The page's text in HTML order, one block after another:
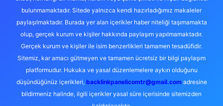
bulunmamaktadır. Sitede yalnızca kendi hazırladığımız makaleler
paylaşılmaktadır. Burada yer alan içerikler haber niteliği taşımamakta
olup, gerçek kurum ve kişiler hakkında paylaşım yapılmamaktadır.
Gerçek kurum ve kişiler ile isim benzerlikleri tamamen tesadüfidir.
Sitemiz, kar amacı gütmeyen ve tamamen ücretsiz bir bilgi paylaşım
platformudur. Hukuka ve yasal düzenlemelere aykırı olduğunu
düşündüğünüz içerikleri, backlinkpanelicomtr@gmail.comadresine
bildirmeniz halinde, ilgili içerikler yasal süre içerisinde sitemizden